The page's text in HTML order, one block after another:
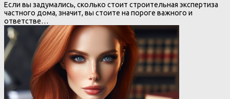
Если вы задумались, сколько стоит строительная экспертиза
частного дома, значит, вы стоите на пороге важного и
ответстве…